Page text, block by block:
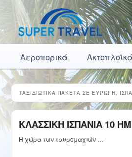
περιεχόμενο
Αεροπορικά Ακτοπλοϊκά
ΤΑΞΙΔΙΩΤΙΚΑ ΠΑΚΕΤΑ ΣΕ ΕΥΡΩΠΗ,
ΚΛΑΣΣΙΚΗ ΙΣΠΑΝΙΑ 10
Η χώρα των ταυρομαχιών …